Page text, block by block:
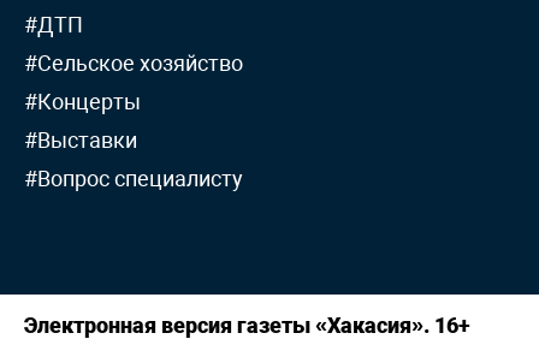
#ДТП
#Сельское хозяйство
#Концерты
#Выставки
#Вопрос специалисту
Электронная версия газеты «Хакасия». 16+